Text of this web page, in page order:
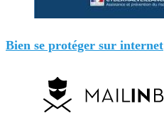
Bien se protéger sur internet